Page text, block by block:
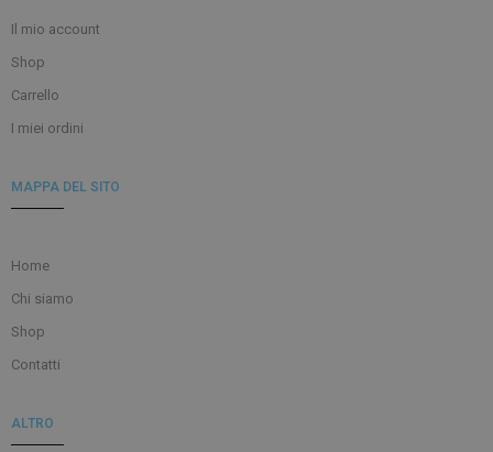
Il mio account
Shop
Carrello
I miei ordini
MAPPA DEL SITO
Home
Chi siamo
Shop
Contatti
ALTRO